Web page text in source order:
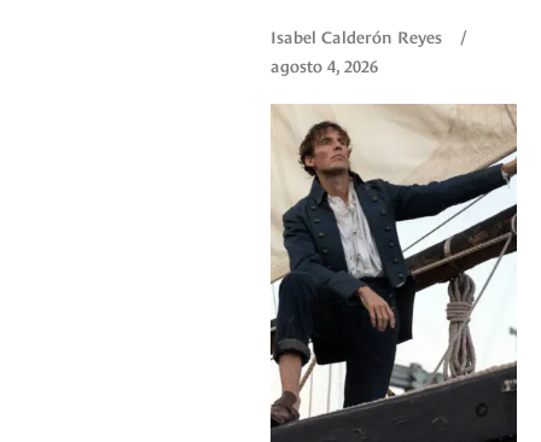
Isabel Calderón Reyes
/
agosto 4, 2026